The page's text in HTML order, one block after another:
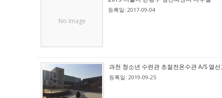
No Image
등록일: 2017-09-04
과천 청소년 수련관 초절전온수관 A/S 열
등록일: 2019-09-25